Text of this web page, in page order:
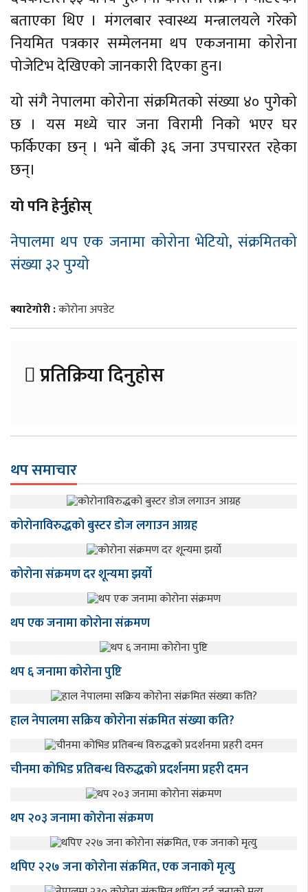
बताएका थिए । मंगलबार स्वास्थ्य मन्त्रालयले गरेकाे
नियमित पत्रकार सम्मेलनमा थप एकजनामा कोरोना
पोजेटिभ देखिएको जानकारी दिएका हुन।
यो संगै नेपालमा कोरोना संक्रमितको संख्या ४० पुगेको
छ । यस मध्ये चार जना विरामी निकाे भएर घर
फर्किएका छन् । भने बाँकी ३६ जना उपचाररत रहेका
छन्।
याे पनि हेर्नुहाेस्
नेपालमा थप एक जनामा कोरोना भेटियो, संक्रमितको
संख्या ३२ पुग्यो
क्याटेगोरी :कोरोना अपडेट
प्रतिक्रिया दिनुहोस
थप समाचार
कोरोनाविरुद्धको बुस्टर डोज लगाउन आग्रह
कोरोना संक्रमण दर शून्यमा झर्यो
थप एक जनामा कोरोना संक्रमण
थप ६ जनामा कोरोना पुष्टि
हाल नेपालमा सक्रिय कोरोना संक्रमित संख्या कति?
चीनमा कोभिड प्रतिबन्ध विरुद्धको प्रदर्शनमा प्रहरी दमन
थप २०३ जनामा काेराेना संक्रमण
थपिए २२७ जना कोरोना संक्रमित, एक जनाको मृत्यु